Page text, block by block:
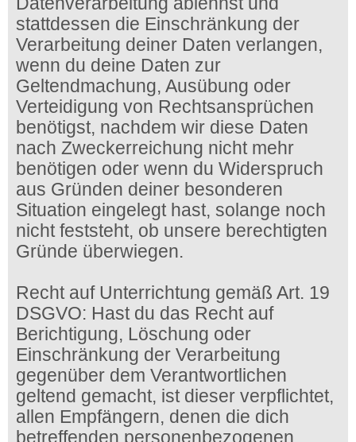
stattdessen die Einschränkung der
Verarbeitung deiner Daten verlangen,
wenn du deine Daten zur
Geltendmachung, Ausübung oder
Verteidigung von Rechtsansprüchen
benötigst, nachdem wir diese Daten
nach Zweckerreichung nicht mehr
benötigen oder wenn du Widerspruch
aus Gründen deiner besonderen
Situation eingelegt hast, solange noch
nicht feststeht, ob unsere berechtigten
Gründe überwiegen.
Recht auf Unterrichtung gemäß Art. 19
DSGVO: Hast du das Recht auf
Berichtigung, Löschung oder
Einschränkung der Verarbeitung
gegenüber dem Verantwortlichen
geltend gemacht, ist dieser verpflichtet,
allen Empfängern, denen die dich
betreffenden personenbezogenen